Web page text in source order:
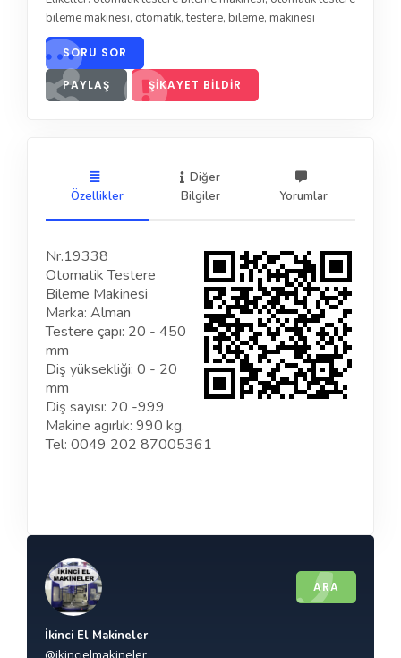
bileme makinesi, otomatik,testere, bileme, makinesi
SORU SOR
PAYLAŞ ŞIKAYET BILDIR
Özellikler
Diğer
Bilgiler
Yorumlar
Nr.19338
Otomatik Testere
Bileme Makinesi
Marka: Alman
Testere çapı: 20 - 450
mm
Diş yüksekliği: 0 - 20
mm
Diş sayısı: 20 -999
Makine agırlık: 990 kg.
Tel: 0049 202 87005361
ARA
İkinci El Makineler
@ikincielmakineler